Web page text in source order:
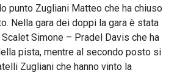
punto Zugliani Matteo che ha chiuso
Nella gara dei doppi la gara è stata
Simone – Pradel Davis che ha
pista, mentre al secondo posto si
Zugliani che hanno vinto la